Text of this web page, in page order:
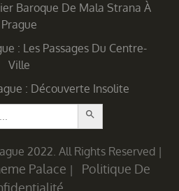
Baroque De Mala Strana À
Prague
: Les Passages Du Centre-
Ville
: Découverte Insolite
Search Button
2022. All Rights Reserved |
Palace |
Politique De